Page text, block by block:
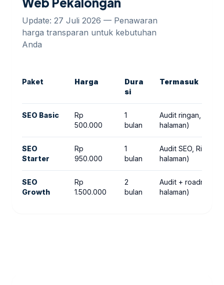
Update: 27 Juli 2026 — Penawaran
harga transparan untuk kebutuhan
Anda
Paket Harga
Dura
si
Termasuk
SEO Basic
Rp
500.000
1
bulan
Audit ringan, Riset
halaman)
SEO
Starter
Rp
950.000
1
bulan
Audit SEO, Riset
halaman)
SEO
Growth
Rp
1.500.000
2
bulan
Audit + roadmap,
halaman)